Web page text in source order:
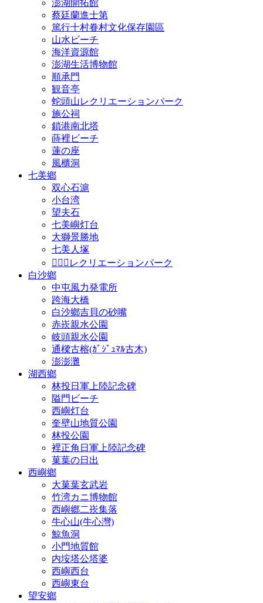
澎湖開拓館
蔡廷蘭進士第
篤行十村眷村文化保存園區
山水ビーチ
海洋資源館
澎湖生活博物館
順承門
観音亭
蛇頭山レクリエーションパーク
施公祠
鎖港南北塔
蒔裡ビーチ
蓮の座
風櫃洞
七美鄉
双心石滬
小台湾
望夫石
七美嶼灯台
大獅景勝地
七美人塚
𩵺鯉湾レクリエーションパーク
白沙鄉
中屯風力発電所
跨海大橋
白沙鄉吉貝の砂嘴
赤崁親水公園
岐頭親水公園
通樑古榕(ｶﾞｼﾞｭﾏﾙ古木)
澎澎灘
湖西鄉
林投日軍上陸記念碑
隘門ビーチ
西嶼灯台
奎壁山地質公園
林投公園
裡正角日軍上陸記念碑
菓葉の日出
西嶼鄉
大菓葉玄武岩
竹湾カニ博物館
西嶼郷二崁集落
牛心山(牛心灣)
鯨魚洞
小門地質館
内垵塔公塔婆
西嶼西台
西嶼東台
望安鄉